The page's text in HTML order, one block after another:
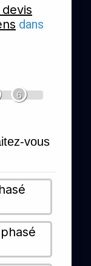
dans
6
vous